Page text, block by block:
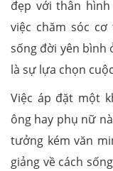
đẹp với thân
việc chăm sóc
sống đời yên bình
là sự lựa chọn
Việc áp đặt một
ông hay phụ nữ
tưởng kém văn
giảng về cách